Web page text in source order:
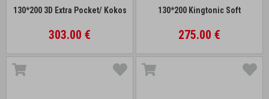
130*200 3D Extra Pocket/ Kokos
303.00 €
130*200 Kingtonic Soft
275.00 €